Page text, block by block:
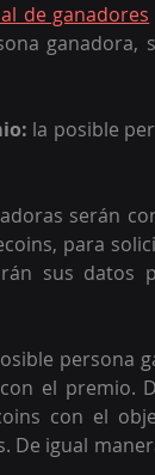
de ganadores
ganadora,
la posible
serán
para
sus datos
persona
el premio.
con el
De igual